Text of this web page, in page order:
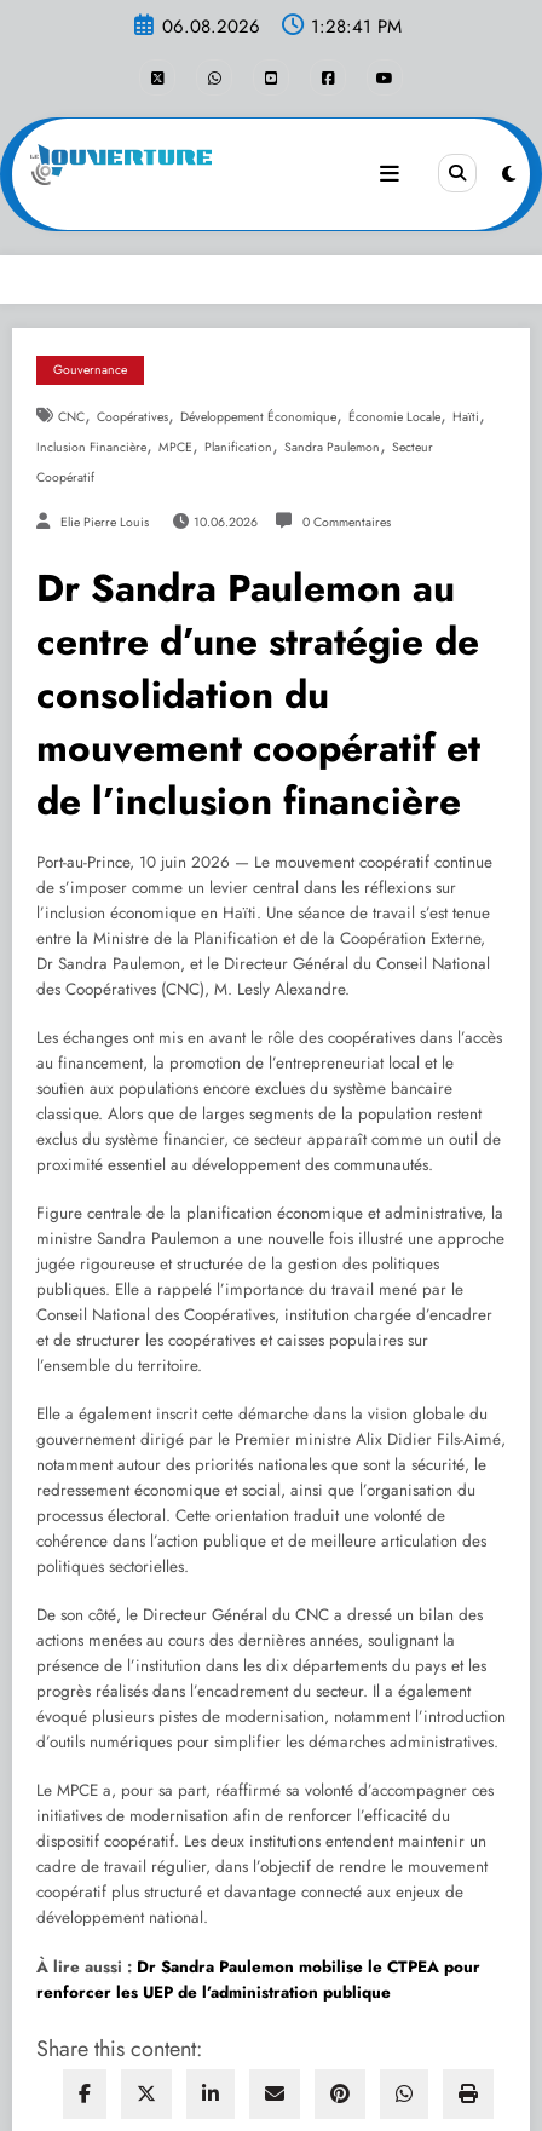
06.08.2026 1:28:41 PM
Gouvernance
CNC, Coopératives, Développement Économique, Économie Locale, Haïti ,
Inclusion Financière, MPCE , Planification , Sandra Paulemon , Secteur
Coopératif
Elie Pierre Louis 10.06.2026 0 Commentaires
Dr Sandra Paulemon au
centre d’une stratégie de
consolidation du
mouvement coopératif et
de l’inclusion financière
Port-au-Prince, 10 juin 2026 — Le mouvement coopératif continue
de s’imposer comme un levier central dans les réflexions sur
l’inclusion économique en Haïti. Une séance de travail s’est tenue
entre la Ministre de la Planification et de la Coopération Externe,
Dr Sandra Paulemon, et le Directeur Général du Conseil National
des Coopératives (CNC), M. Lesly Alexandre.
Les échanges ont mis en avant le rôle des coopératives dans l’accès
au financement, la promotion de l’entrepreneuriat local et le
soutien aux populations encore exclues du système bancaire
classique. Alors que de larges segments de la population restent
exclus du système financier, ce secteur apparaît comme un outil de
proximité essentiel au développement des communautés.
Figure centrale de la planification économique et administrative, la
ministre Sandra Paulemon a une nouvelle fois illustré une approche
jugée rigoureuse et structurée de la gestion des politiques
publiques. Elle a rappelé l’importance du travail mené par le
Conseil National des Coopératives, institution chargée d’encadrer
et de structurer les coopératives et caisses populaires sur
l’ensemble du territoire.
Elle a également inscrit cette démarche dans la vision globale du
gouvernement dirigé par le Premier ministre Alix Didier Fils-Aimé,
notamment autour des priorités nationales que sont la sécurité, le
redressement économique et social, ainsi que l’organisation du
processus électoral. Cette orientation traduit une volonté de
cohérence dans l’action publique et de meilleure articulation des
politiques sectorielles.
De son côté, le Directeur Général du CNC a dressé un bilan des
actions menées au cours des dernières années, soulignant la
présence de l’institution dans les dix départements du pays et les
progrès réalisés dans l’encadrement du secteur. Il a également
évoqué plusieurs pistes de modernisation, notamment l’introduction
d’outils numériques pour simplifier les démarches administratives.
Le MPCE a, pour sa part, réaffirmé sa volonté d’accompagner ces
initiatives de modernisation afin de renforcer l’efficacité du
dispositif coopératif. Les deux institutions entendent maintenir un
cadre de travail régulier, dans l’objectif de rendre le mouvement
coopératif plus structuré et davantage connecté aux enjeux de
développement national.
À lire aussi : Dr Sandra Paulemon mobilise le CTPEA pour
renforcer les UEP de l’administration publique
Share this content: